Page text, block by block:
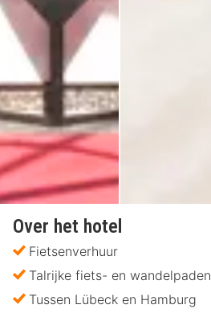
Over het hotel
Fietsenverhuur
Talrijke fiets- en wandelpaden
Tussen Lübeck en Hamburg